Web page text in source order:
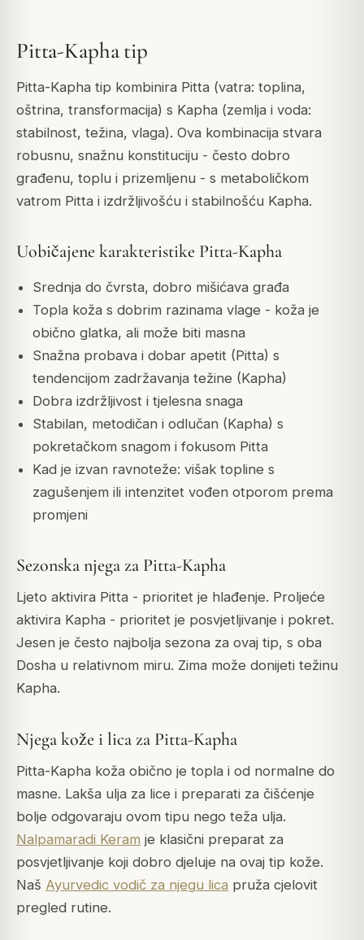
Pitta-Kapha tip
Pitta-Kapha tip kombinira Pitta (vatra: toplina,
oštrina, transformacija) s Kapha (zemlja i voda:
stabilnost, težina, vlaga). Ova kombinacija stvara
robusnu, snažnu konstituciju - često dobro
građenu, toplu i prizemljenu - s metaboličkom
vatrom Pitta i izdržljivošću i stabilnošću Kapha.
Uobičajene karakteristike Pitta-Kapha
Srednja do čvrsta, dobro mišićava građa
Topla koža s dobrim razinama vlage - koža je
obično glatka, ali može biti masna
Snažna probava i dobar apetit (Pitta) s
tendencijom zadržavanja težine (Kapha)
Dobra izdržljivost i tjelesna snaga
Stabilan, metodičan i odlučan (Kapha) s
pokretačkom snagom i fokusom Pitta
Kad je izvan ravnoteže: višak topline s
zagušenjem ili intenzitet vođen otporom prema
promjeni
Sezonska njega za Pitta-Kapha
Ljeto aktivira Pitta - prioritet je hlađenje. Proljeće
aktivira Kapha - prioritet je posvjetljivanje i pokret.
Jesen je često najbolja sezona za ovaj tip, s oba
Dosha u relativnom miru. Zima može donijeti težinu
Kapha.
Njega kože i lica za Pitta-Kapha
Pitta-Kapha koža obično je topla i od normalne do
masne. Lakša ulja za lice i preparati za čišćenje
bolje odgovaraju ovom tipu nego teža ulja.
Nalpamaradi Keram je klasični preparat za
posvjetljivanje koji dobro djeluje na ovaj tip kože.
Naš Ayurvedic vodič za njegu lica pruža cjelovit
pregled rutine.